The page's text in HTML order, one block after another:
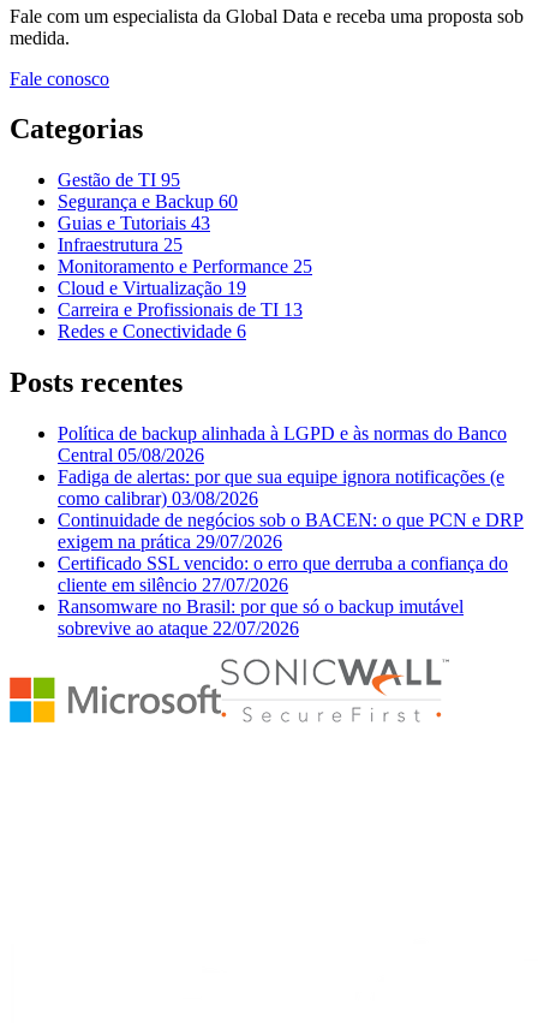
Fale com um especialista da Global Data e receba uma proposta sob
medida.
Fale conosco
Categorias
Gestão de TI 95
Segurança e Backup 60
Guias e Tutoriais 43
Infraestrutura 25
Monitoramento e Performance 25
Cloud e Virtualização 19
Carreira e Profissionais de TI 13
Redes e Conectividade 6
Posts recentes
Política de backup alinhada à LGPD e às normas do Banco
Central 05/08/2026
Fadiga de alertas: por que sua equipe ignora notificações (e
como calibrar) 03/08/2026
Continuidade de negócios sob o BACEN: o que PCN e DRP
exigem na prática 29/07/2026
Certificado SSL vencido: o erro que derruba a confiança do
cliente em silêncio 27/07/2026
Ransomware no Brasil: por que só o backup imutável
sobrevive ao ataque 22/07/2026